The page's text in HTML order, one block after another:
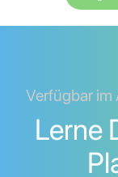
Verfügbar im
Lerne